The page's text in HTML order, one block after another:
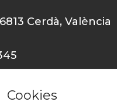
Cerdà, València
18h
Cookies